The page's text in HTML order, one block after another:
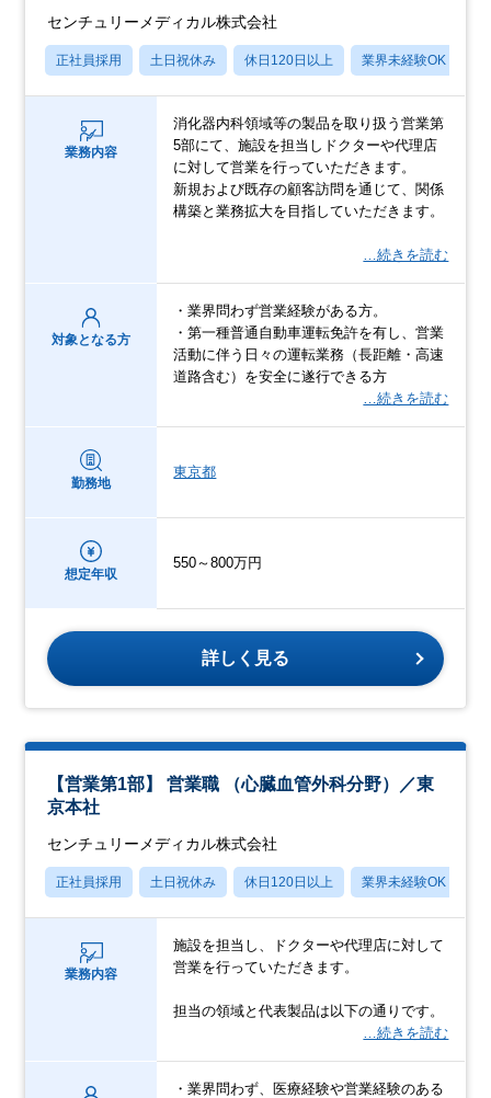
センチュリーメディカル株式会社
正社員採用 土日祝休み 休日120日以上 業界未経験OK
業務内容
消化器内科領域等の製品を取り扱う営業第
5部にて、施設を担当しドクターや代理店
に対して営業を行っていただきます。
新規および既存の顧客訪問を通じて、関係
構築と業務拡大を目指していただきます。
…続きを読む
対象となる方
・業界問わず営業経験がある方。
・第一種普通自動車運転免許を有し、営業
活動に伴う日々の運転業務（長距離・高速
道路含む）を安全に遂行できる方
…続きを読む
勤務地
東京都
想定年収
550～800万円
詳しく見る
【営業第1部】 営業職 （心臓血管外科分野）／東
京本社
センチュリーメディカル株式会社
正社員採用 土日祝休み 休日120日以上 業界未経験OK
業務内容
施設を担当し、ドクターや代理店に対して
営業を行っていただきます。
担当の領域と代表製品は以下の通りです。
…続きを読む
・業界問わず、医療経験や営業経験のある